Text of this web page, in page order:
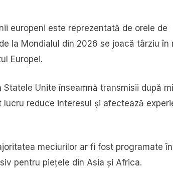
europeni este reprezentată de orele de
la Mondialul din 2026 se joacă târziu în
Europei.
Unite înseamnă transmisii după
reduce interesul și afectează
meciurilor ar fi fost programate
pentru piețele din Asia și Africa.